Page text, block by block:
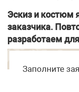
Эскиз и костюм
заказчика.
разработаем
Заполните